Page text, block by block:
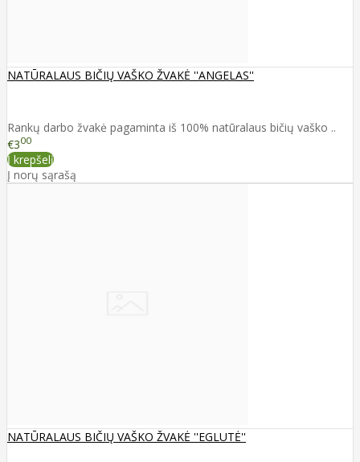
NATŪRALAUS BIČIŲ VAŠKO ŽVAKĖ ''ANGELAS''
Rankų darbo žvakė pagaminta iš 100% natūralaus bičių vaško ..
€300
Į krepšelį
Į norų sąrašą
NATŪRALAUS BIČIŲ VAŠKO ŽVAKĖ ''EGLUTĖ''